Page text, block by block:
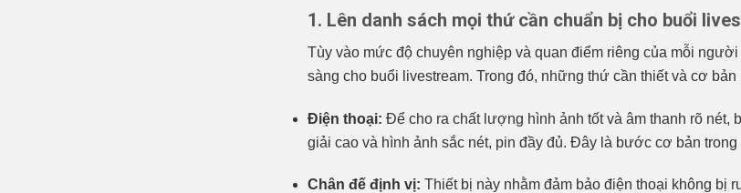
1. Lên danh sách mọi thứ cần chuẩn bị cho buổi
Tùy vào mức độ chuyên nghiệp và quan điểm riêng của mỗi
sàng cho buổi livestream. Trong đó, những thứ cần thiết và cơ
Điện thoại: Để cho ra chất lượng hình ảnh tốt và âm thanh rõ nét,
giải cao và hình ảnh sắc nét, pin đầy đủ. Đây là bước cơ bản
Chân đế định vị: Thiết bị này nhằm đảm bảo điện thoại không bị